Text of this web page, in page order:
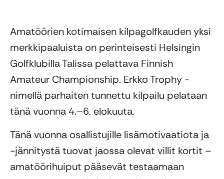
Amatöörien kotimaisen kilpagolfkauden yksi
merkkipaaluista on perinteisesti Helsingin
Golfklubilla Talissa pelattava Finnish
Amateur Championship. Erkko Trophy -
nimellä parhaiten tunnettu kilpailu pelataan
tänä vuonna 4.–6. elokuuta.
Tänä vuonna osallistujille lisämotivaatiota ja
-jännitystä tuovat jaossa olevat villit kortit –
amatöörihuiput pääsevät testaamaan